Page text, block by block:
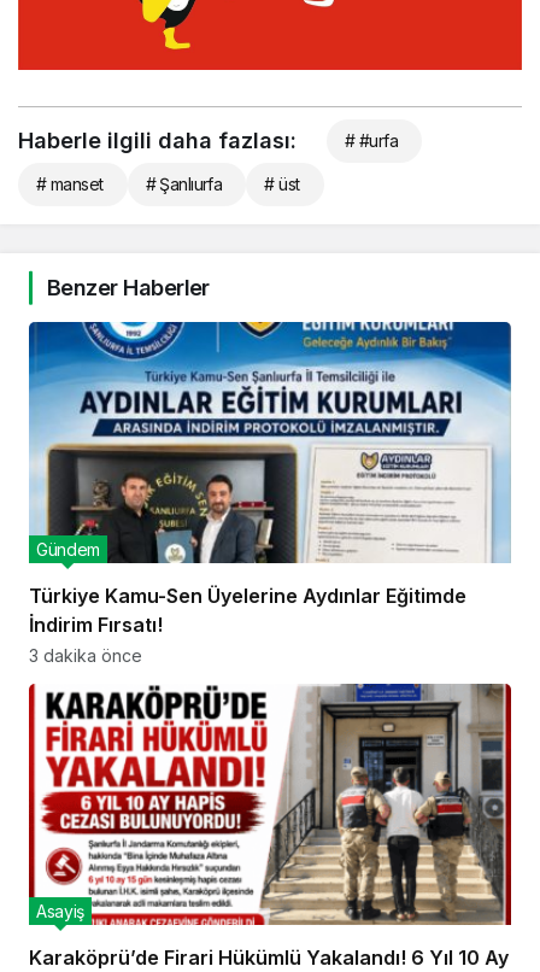
Haberle ilgili daha fazlası: # #urfa
# manset # Şanlıurfa # üst
Benzer Haberler
Türkiye Kamu-Sen Üyelerine Aydınlar Eğitimde
İndirim Fırsatı!
Gündem
3 dakika önce
Karaköprü’de Firari Hükümlü Yakalandı! 6 Yıl 10 Ay
Asayiş